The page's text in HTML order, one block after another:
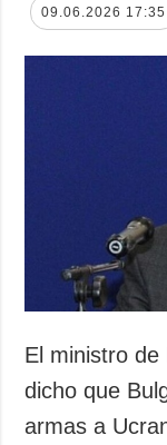
09.06.2026 17:35
El ministro
dicho que
armas a